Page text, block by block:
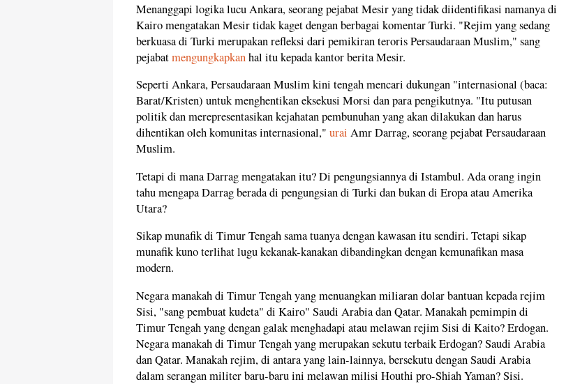
Menanggapi logika lucu Ankara, seorang pejabat Mesir yang tidak diidentifikasi namanya di
Kairo mengatakan Mesir tidak kaget dengan berbagai komentar Turki. "Rejim yang sedang
berkuasa di Turki merupakan refleksi dari pemikiran teroris Persaudaraan Muslim," sang
pejabatmengungkapkanhal itu kepada kantor berita Mesir.
Seperti Ankara, Persaudaraan Muslim kini tengah mencari dukungan "internasional (baca:
Barat/Kristen) untuk menghentikan eksekusi Morsi dan para pengikutnya. "Itu putusan
politik dan merepresentasikan kejahatan pembunuhan yang akan dilakukan dan harus
dihentikan oleh komunitas internasional," urai Amr Darrag, seorang pejabat Persaudaraan
Muslim.
Tetapi di mana Darrag mengatakan itu? Di pengungsiannya di Istambul. Ada orang ingin
tahu mengapa Darrag berada di pengungsian di Turki dan bukan di Eropa atau Amerika
Utara?
Sikap munafik di Timur Tengah sama tuanya dengan kawasan itu sendiri. Tetapi sikap
munafik kuno terlihat lugu kekanak-kanakan dibandingkan dengan kemunafikan masa
modern.
Negara manakah di Timur Tengah yang menuangkan miliaran dolar bantuan kepada rejim
Sisi, "sang pembuat kudeta" di Kairo" Saudi Arabia dan Qatar. Manakah pemimpin di
Timur Tengah yang dengan galak menghadapi atau melawan rejim Sisi di Kaito? Erdogan.
Negara manakah di Timur Tengah yang merupakan sekutu terbaik Erdogan? Saudi Arabia
dan Qatar. Manakah rejim, di antara yang lain-lainnya, bersekutu dengan Saudi Arabia
dalam serangan militer baru-baru ini melawan milisi Houthi pro-Shiah Yaman? Sisi.